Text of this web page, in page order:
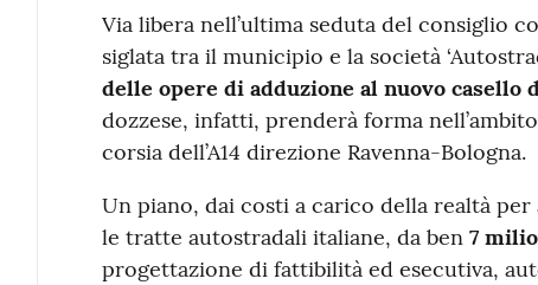
Contenuto
Via libera nell’ultima seduta del consiglio
siglata tra il municipio e la società
delle opere di adduzione al nuovo casello
dozzese, infatti, prenderà forma
corsia dell’A14 direzione Ravenna-Bologna.
Un piano, dai costi a carico della realtà
le tratte autostradali italiane, da ben 7
progettazione di fattibilità ed esecutiva,